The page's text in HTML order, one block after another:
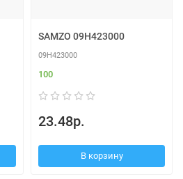
SAMZO 09H423000
09H423000
100
23.48р.
В корзину